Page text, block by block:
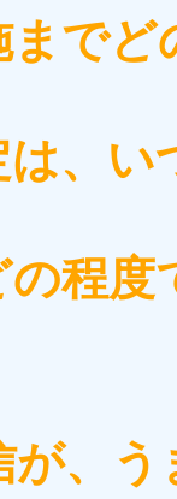
まで
、い
程
が、